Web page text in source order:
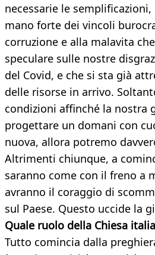
necessarie le
mano forte dei vincoli
corruzione e alla malavita
speculare sulle nostre
del Covid, e che si sta già
delle risorse in arrivo.
condizioni affinché la nostra
progettare un domani con
nuova, allora potremo
Altrimenti chiunque, a
saranno come con il freno a
avranno il coraggio di
sul Paese. Questo uccide la
Quale ruolo della Chiesa
Tutto comincia dalla